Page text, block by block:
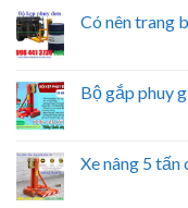
Có nên trang
Bộ gắp phuy
Xe nâng 5